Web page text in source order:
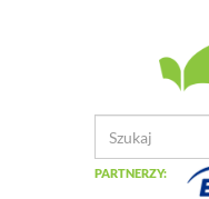
PARTNERZY: